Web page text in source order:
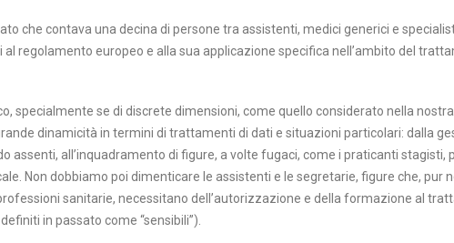
che contava una decina di persone tra assistenti, medici generici e
al regolamento europeo e alla sua applicazione specifica nell’ambito del
specialmente se di discrete dimensioni, come quello considerato nella
dinamicità in termini di trattamenti di dati e situazioni particolari: dalla
assenti, all’inquadramento di figure, a volte fugaci, come i praticanti stagisti,
Non dobbiamo poi dimenticare le assistenti e le segretarie, figure che, pur
sanitarie, necessitano dell’autorizzazione e della formazione al
in passato come “sensibili”).